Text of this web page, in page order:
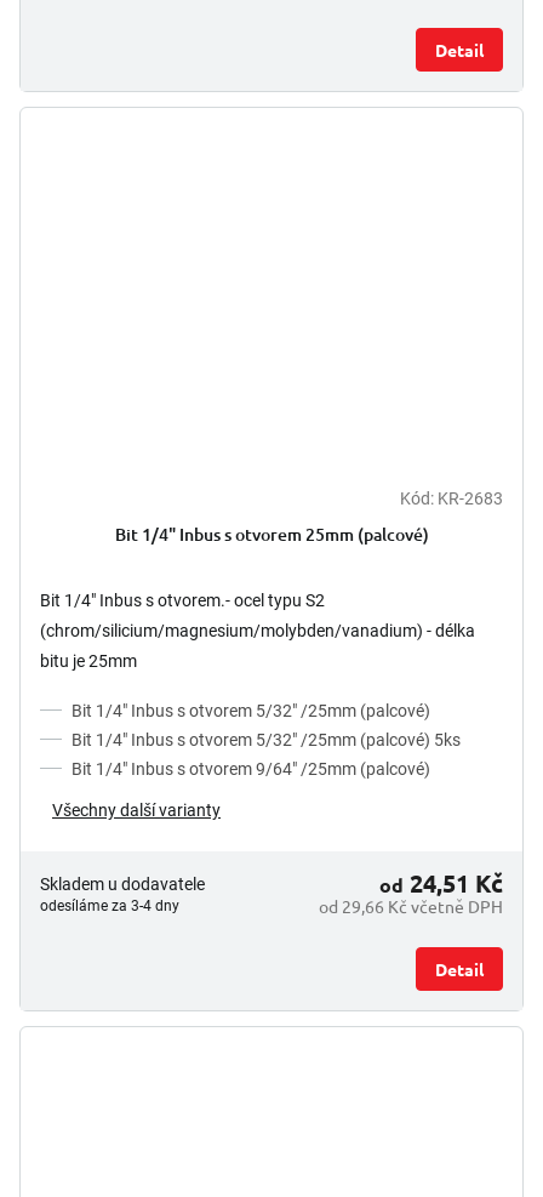
Detail
Kód: KR-2683
Bit 1/4" Inbus s otvorem 25mm (palcové)
Bit 1/4" Inbus s otvorem.- ocel typu S2
(chrom/silicium/magnesium/molybden/vanadium) - délka
bitu je 25mm
Bit 1/4" Inbus s otvorem 5/32" /25mm (palcové)
Bit 1/4" Inbus s otvorem 5/32" /25mm (palcové) 5ks
Bit 1/4" Inbus s otvorem 9/64" /25mm (palcové)
Všechny další varianty
Skladem u dodavatele
odesíláme za 3-4 dny od 29,66 Kč včetně DPH
od 24,51 Kč
Detail